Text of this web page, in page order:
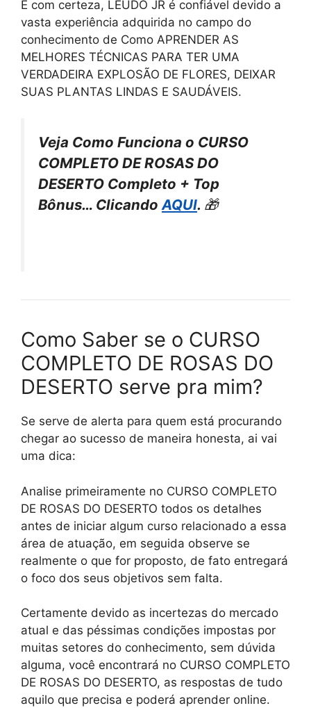
E com certeza, LEUDO JR é confiável devido a
vasta experiência adquirida no campo do
conhecimento de Como APRENDER AS
MELHORES TÉCNICAS PARA TER UMA
VERDADEIRA EXPLOSÃO DE FLORES, DEIXAR
SUAS PLANTAS LINDAS E SAUDÁVEIS.
Veja Como Funciona o CURSO
COMPLETO DE ROSAS DO
DESERTO Completo + Top
Bônus… ClicandoAQUI. 🎁
Como Saber se o CURSO
COMPLETO DE ROSAS DO
DESERTO serve pra mim?
Se serve de alerta para quem está procurando
chegar ao sucesso de maneira honesta, ai vai
uma dica:
Analise primeiramente no CURSO COMPLETO
DE ROSAS DO DESERTO todos os detalhes
antes de iniciar algum curso relacionado a essa
área de atuação, em seguida observe se
realmente o que for proposto, de fato entregará
o foco dos seus objetivos sem falta.
Certamente devido as incertezas do mercado
atual e das péssimas condições impostas por
muitas setores do conhecimento, sem dúvida
alguma, você encontrará no CURSO COMPLETO
DE ROSAS DO DESERTO, as respostas de tudo
aquilo que precisa e poderá aprender online.